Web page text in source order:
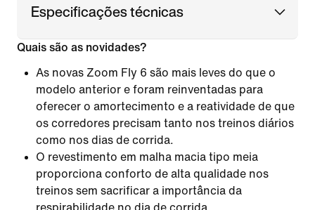
Especificações técnicas
Quais são as novidades?
As novas Zoom Fly 6 são mais leves do que o
modelo anterior e foram reinventadas para
oferecer o amortecimento e a reatividade de que
os corredores precisam tanto nos treinos diários
como nos dias de corrida.
O revestimento em malha macia tipo meia
proporciona conforto de alta qualidade nos
treinos sem sacrificar a importância da
respirabilidade no dia de corrida.